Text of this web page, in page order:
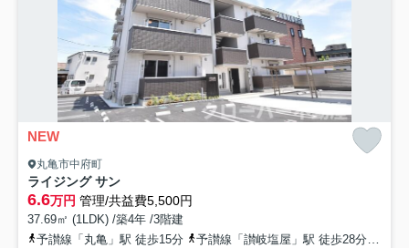
NEW
丸亀市中府町
ライジング サン
6.6万円 管理/共益費5,500円
37.69㎡ (1LDK) /築4年 /3階建
予讃線「丸亀」駅 徒歩15分
予讃線「讃岐塩屋」駅 徒歩28分